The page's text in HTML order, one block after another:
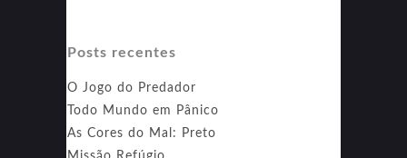
Posts recentes
O Jogo do Predador
Todo Mundo em Pânico
As Cores do Mal: Preto